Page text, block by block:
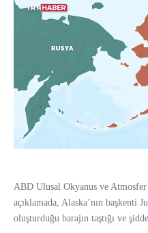
ABD Ulusal Okyanus ve
açıklamada, Alaska’nın başkenti
oluşturduğu barajın taştığı ve